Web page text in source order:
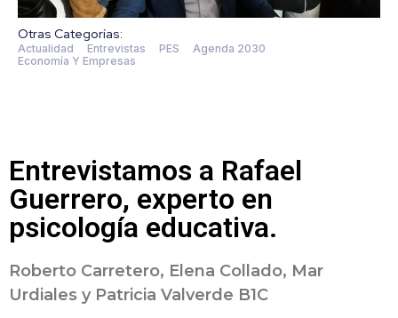
Otras Categorías:
Actualidad Entrevistas PES
Agenda 2030
Economía Y Empresas
Entrevistamos a Rafael
Guerrero, experto en
psicología educativa.
Roberto Carretero, Elena Collado, Mar
Urdiales y Patricia Valverde B1C